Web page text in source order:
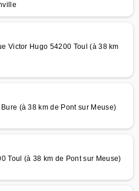
Victor Hugo 54200 Toul (à 38 km
(à 38 km de Pont sur Meuse)
Toul (à 38 km de Pont sur Meuse)